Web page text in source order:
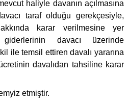
haliyle davanın açılmasına
taraf olduğu gerekçesiyle,
karar verilmesine yer
giderlerinin davacı üzerinde
ile temsil ettiren davalı yararına
davalıdan tahsiline karar
etmiştir.